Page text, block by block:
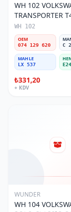
WH 102
TRANSPORTER
(SÜNGERSiZ) 074
Hava Filtresi
WH 102
OEM
074 129 620 C
MAHLE
LX 537
₺331,20
+ KDV
WUNDER
WH 104